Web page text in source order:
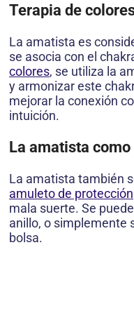
Terapia de
La amatista es
se asocia con el
colores, se utiliza la
y armonizar este
mejorar la conexión
intuición.
La amatista
La amatista también
amuleto de protección
mala suerte. Se
anillo, o simplemente
bolsa.